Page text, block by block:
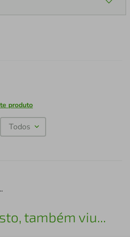
produto
Todos
também viu...